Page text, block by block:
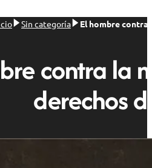
Sin categoría El hombre contra
contra la
derechos